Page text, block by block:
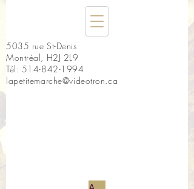
5035 rue St-Denis
Montréal, H2J 2L9
Tél: 514-842-1994
lapetitemarche@videotron.ca